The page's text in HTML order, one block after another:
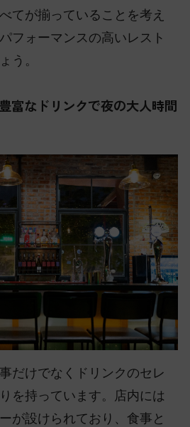
てが揃っていることを考え
フォーマンスの高いレスト
う。
富なドリンクで夜の大人時間
だけでなくドリンクのセレ
を持っています。店内には
が設けられており、食事と